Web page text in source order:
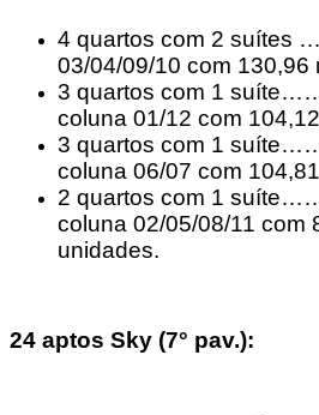
4 quartos com 2
03/04/09/10 com 130,96
3 quartos com 1
coluna 01/12 com
3 quartos com 1
coluna 06/07 com
2 quartos com 1
coluna 02/05/08/11 com
unidades.
24 aptos Sky (7° pav.):